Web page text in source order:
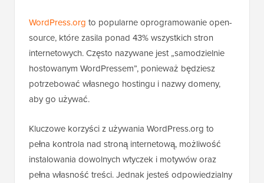
WordPress.org to popularne oprogramowanie open-
source, które zasila ponad 43% wszystkich stron
internetowych. Często nazywane jest „samodzielnie
hostowanym WordPressem”, ponieważ będziesz
potrzebować własnego hostingu i nazwy domeny,
aby go używać.
Kluczowe korzyści z używania WordPress.org to
pełna kontrola nad stroną internetową, możliwość
instalowania dowolnych wtyczek i motywów oraz
pełna własność treści. Jednak jesteś odpowiedzialny